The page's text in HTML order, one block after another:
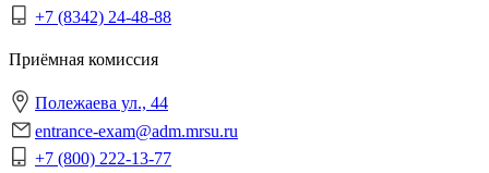
+7 (8342) 24-48-88
Приёмная комиссия
Полежаева ул., 44
entrance-exam@adm.mrsu.ru
+7 (800) 222-13-77